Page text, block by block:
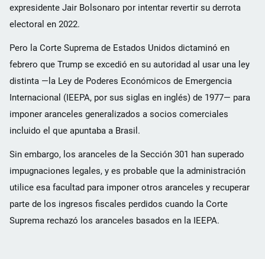
expresidente Jair Bolsonaro por intentar revertir su derrota
electoral en 2022.
Pero la Corte Suprema de Estados Unidos dictaminó en
febrero que Trump se excedió en su autoridad al usar una ley
distinta —la Ley de Poderes Económicos de Emergencia
Internacional (IEEPA, por sus siglas en inglés) de 1977— para
imponer aranceles generalizados a socios comerciales
incluido el que apuntaba a Brasil.
Sin embargo, los aranceles de la Sección 301 han superado
impugnaciones legales, y es probable que la administración
utilice esa facultad para imponer otros aranceles y recuperar
parte de los ingresos fiscales perdidos cuando la Corte
Suprema rechazó los aranceles basados en la IEEPA.